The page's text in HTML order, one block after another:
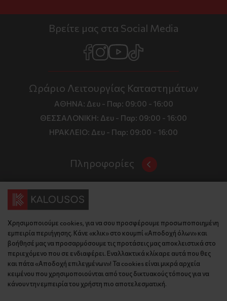
Βρείτε μας στα Social Media
Ωράριο Λειτουργίας Καταστημάτων
ΑΘΗΝΑ: Δευ - Παρ: 09:00 - 16:00
ΘΕΣΣΑΛΟΝΙΚΗ: Δευ - Παρ: 09:00 - 16:00
ΗΡΑΚΛΕΙΟ: Δευ - Παρ: 09:00 - 16:00
Πληροφορίες
Όροι και Προϋποθέσεις
Τιμές, Τρόποι Αποστολής και Πληρωμής
Πολιτική Απορρήτου
Κώδικας Δεοντολογίας
Εταιρικό Προφίλ
KLoop - Loyalty Program
Become a Brand Ambassador
Επικοινωνία
Επικοινωνία
Διεύθυνση
Έδρα: Γράμμου 29, 18345 , Μοσχάτο Αττική
Θεσ/νίκη: Λυσάνδρου 8, 54642, Θεσσαλονίκη
Κρήτη: Θερίσου 52, 71305, Ηράκλειο
Βρείτε μας στον χάρτη
Τηλέφωνο:
Έδρα: 210 775 2048
Χρησιμοποιούμε cookies, για να σου προσφέρουμε προσωποποιημένη
εμπειρία περιήγησης. Κάνε «κλικ» στο κουμπί «Αποδοχή όλων» και
βοήθησέ μας να προσαρμόσουμε τις προτάσεις μας αποκλειστικά στο
περιεχόμενο που σε ενδιαφέρει. Εναλλακτικά κλίκαρε αυτά που θες
και πάτα «Αποδοχή επιλεγμένων»! Τα cookies είναι μικρά αρχεία
κειμένου που χρησιμοποιούνται από τους δικτυακούς τόπους για να
κάνουν την εμπειρία του χρήστη πιο αποτελεσματική.